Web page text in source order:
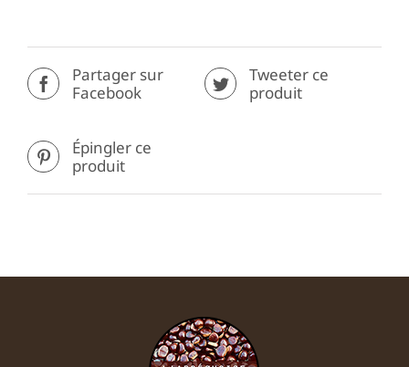
Partager sur
Facebook
Tweeter ce
produit
Épingler ce
produit